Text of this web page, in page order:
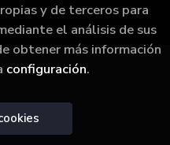
. Todos los Derechos
Trevenque
y de terceros para
el análisis de sus
obtener más información
configuración.